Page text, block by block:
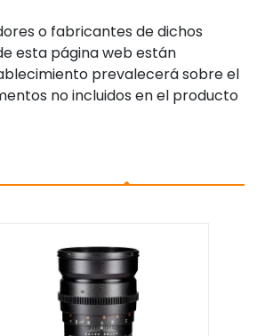
o fabricantes de dichos
esta página web están
prevalecerá sobre el
no incluidos en el producto